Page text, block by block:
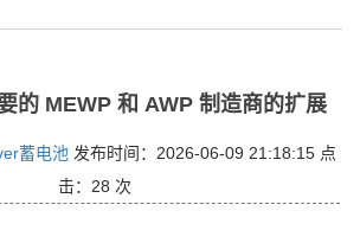
的 MEWP 和 AWP 制造商的扩展
蓄电池 发布时间：2026-06-09 21:18:15 点
击： 28 次